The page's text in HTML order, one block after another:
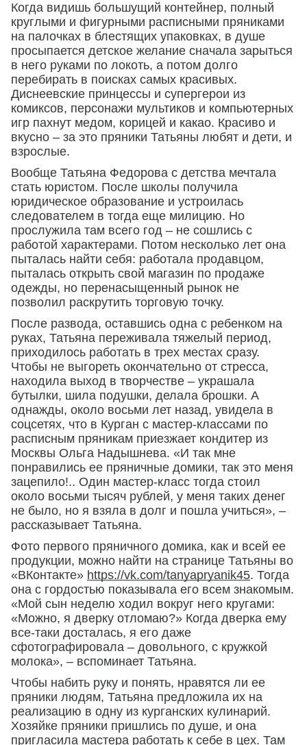
Когда видишь большущий контейнер, полный
круглыми и фигурными расписными пряниками
на палочках в блестящих упаковках, в душе
просыпается детское желание сначала зарыться
в него руками по локоть, а потом долго
перебирать в поисках самых красивых.
Диснеевские принцессы и супергерои из
комиксов, персонажи мультиков и компьютерных
игр пахнут медом, корицей и какао. Красиво и
вкусно – за это пряники Татьяны любят и дети, и
взрослые.
Вообще Татьяна Федорова с детства мечтала
стать юристом. После школы получила
юридическое образование и устроилась
следователем в тогда еще милицию. Но
прослужила там всего год – не сошлись с
работой характерами. Потом несколько лет она
пыталась найти себя: работала продавцом,
пыталась открыть свой магазин по продаже
одежды, но перенасыщенный рынок не
позволил раскрутить торговую точку.
После развода, оставшись одна с ребенком на
руках, Татьяна переживала тяжелый период,
приходилось работать в трех местах сразу.
Чтобы не выгореть окончательно от стресса,
находила выход в творчестве – украшала
бутылки, шила подушки, делала брошки. А
однажды, около восьми лет назад, увидела в
соцсетях, что в Курган с мастер-классами по
расписным пряникам приезжает кондитер из
Москвы Ольга Надышнева. «И так мне
понравились ее пряничные домики, так это меня
зацепило!.. Один мастер-класс тогда стоил
около восьми тысяч рублей, у меня таких денег
не было, но я взяла в долг и пошла учиться», –
рассказывает Татьяна.
Фото первого пряничного домика, как и всей ее
продукции, можно найти на странице Татьяны во
«ВКонтакте» https://vk.com/tanyapryanik45. Тогда
она с гордостью показывала его всем знакомым.
«Мой сын неделю ходил вокруг него кругами:
«Можно, я дверку отломаю?» Когда дверка ему
все-таки досталась, я его даже
сфотографировала – довольного, с кружкой
молока», – вспоминает Татьяна.
Чтобы набить руку и понять, нравятся ли ее
пряники людям, Татьяна предложила их на
реализацию в одну из курганских кулинарий.
Хозяйке пряники пришлись по душе, и она
пригласила мастера работать к себе в цех. Там